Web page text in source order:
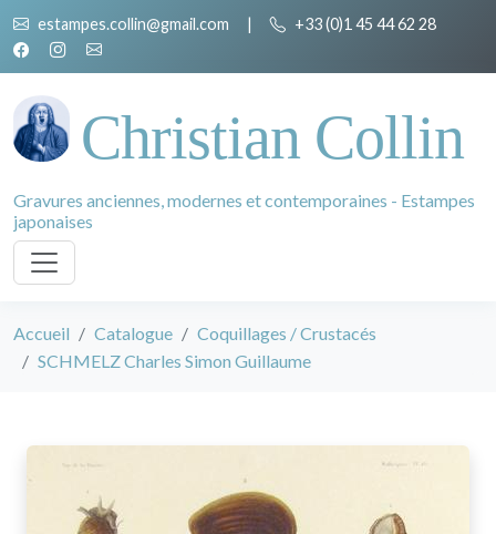
estampes.collin@gmail.com | +33 (0)1 45 44 62 28
Christian Collin
Gravures anciennes, modernes et contemporaines - Estampes
japonaises
Accueil Catalogue
Coquillages / Crustacés
SCHMELZ Charles Simon Guillaume